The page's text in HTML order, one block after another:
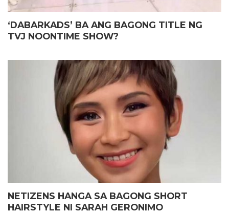
‘DABARKADS’ BA ANG BAGONG TITLE NG
TVJ NOONTIME SHOW?
NETIZENS HANGA SA BAGONG SHORT
HAIRSTYLE NI SARAH GERONIMO